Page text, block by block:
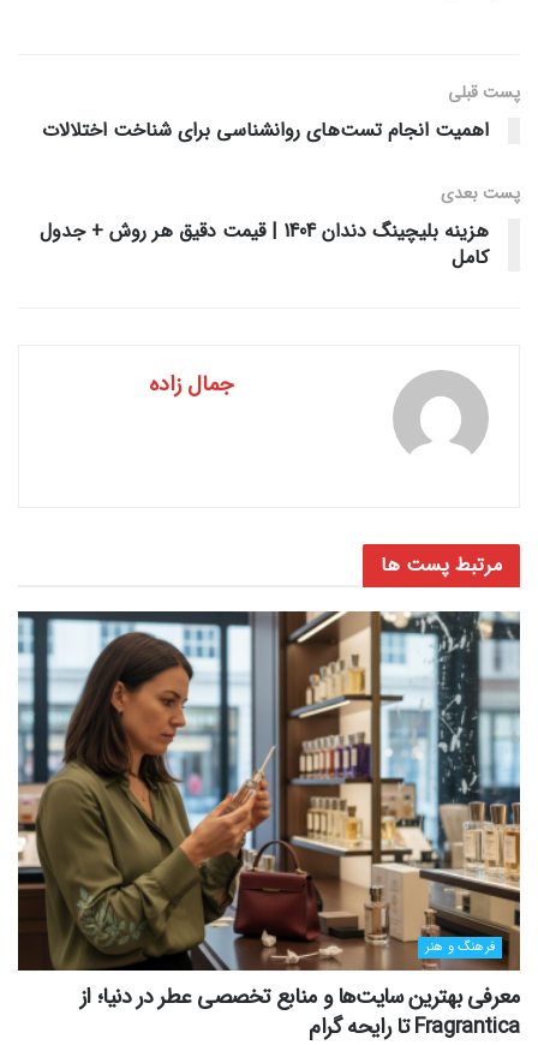
پست قبلی
اهمیت انجام تست‌های روانشناسی برای شناخت اختلالات
پست‌ بعدی
هزینه بلیچینگ دندان 1404 | قیمت دقیق هر روش + جدول
کامل
جمال زاده
مرتبط پست ها
فرهنگ و هنر
معرفی بهترین سایت‌ها و منابع تخصصی عطر در دنیا؛ از
Fragrantica تا رایحه گرام